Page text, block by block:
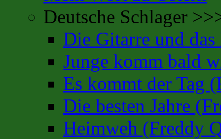
Deutsche Schlager
Die Gitarre und
Junge komm bald
Es kommt der Tag
Die besten Jahre
Heimweh (Freddy